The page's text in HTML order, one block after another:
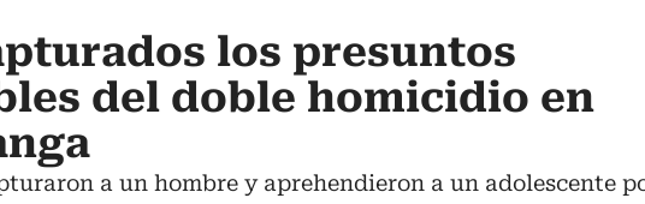
los presuntos
del doble homicidio en
a un hombre y aprehendieron a un adolescente